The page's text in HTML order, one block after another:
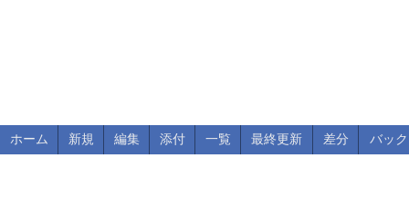
ホーム 新規 編集 添付 一覧 最終更新 差分 バッ